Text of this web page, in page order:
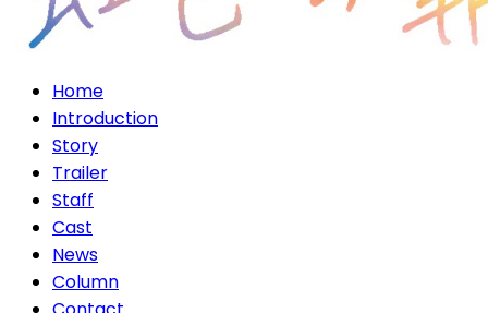
Home
Introduction
Story
Trailer
Staff
Cast
News
Column